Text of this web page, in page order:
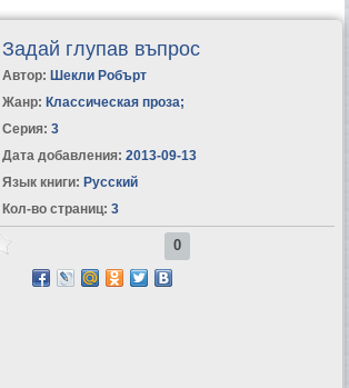
Задай глупав въпрос
Автор: Шекли Робърт
Жанр: Классическая проза;
Серия: 3
Дата добавления: 2013-09-13
Язык книги: Русский
Кол-во страниц: 3
0